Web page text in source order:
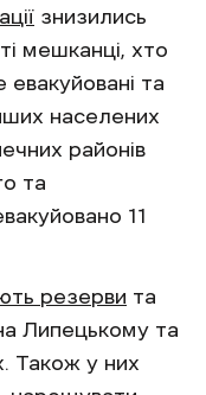
знизились
мешканці, хто
та
населених
районів
та
11
резерви та
Липецькому та
Також у них